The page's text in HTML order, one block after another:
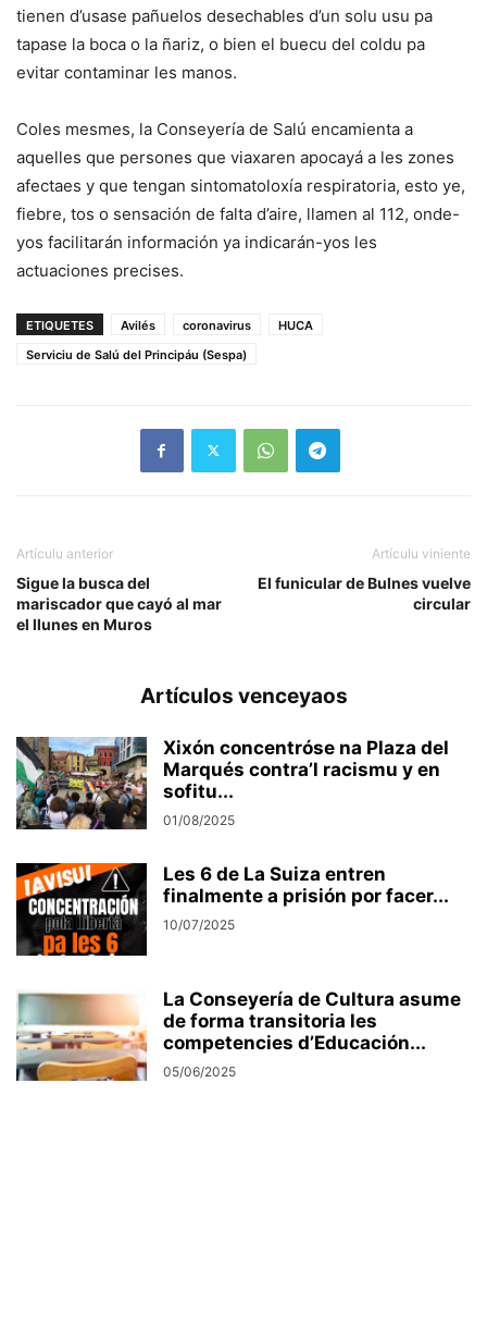
tienen d’usase pañuelos desechables d’un solu usu pa
tapase la boca o la ñariz, o bien el buecu del coldu pa
evitar contaminar les manos.
Coles mesmes, la Conseyería de Salú encamienta a
aquelles que persones que viaxaren apocayá a les zones
afectaes y que tengan sintomatoloxía respiratoria, esto ye,
fiebre, tos o sensación de falta d’aire, llamen al 112, onde-
yos facilitarán información ya indicarán-yos les
actuaciones precises.
ETIQUETES Avilés coronavirus
HUCA
Serviciu de Salú del Principáu (Sespa)
Artículu anterior
Sigue la busca del
mariscador que cayó al mar
el llunes en Muros
Artículu viniente
El funicular de Bulnes vuelve
circular
Artículos venceyaos
Xixón concentróse na Plaza del
Marqués contra’l racismu y en
sofitu...
01/08/2025
Les 6 de La Suiza entren
finalmente a prisión por facer...
10/07/2025
La Conseyería de Cultura asume
de forma transitoria les
competencies d’Educación...
05/06/2025